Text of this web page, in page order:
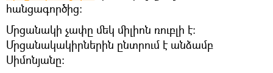
հանցագործից։
Մրցանակի չափը մեկ միլիոն ռուբլի է:
Մրցանակակիրներին ընտրում է անձամբ
Սիմոնյանը։